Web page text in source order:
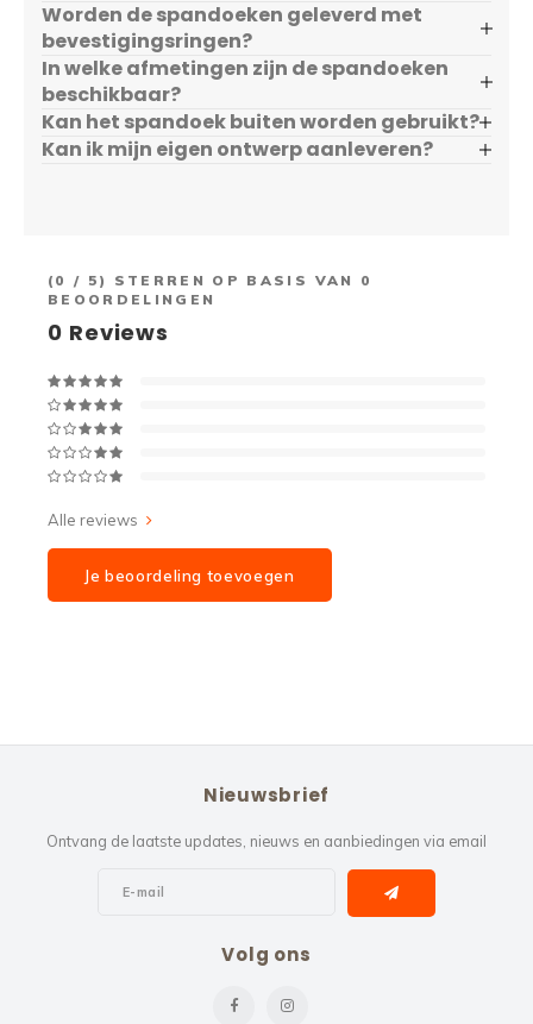
Worden de spandoeken geleverd met
bevestigingsringen?
In welke afmetingen zijn de spandoeken
beschikbaar?
Kan het spandoek buiten worden gebruikt?
Kan ik mijn eigen ontwerp aanleveren?
( 0 / 5) STERREN OP BASIS VAN 0
BEOORDELINGEN
0 Reviews
Alle reviews
Je beoordeling toevoegen
Nieuwsbrief
Ontvang de laatste updates, nieuws en aanbiedingen via email
Volg ons